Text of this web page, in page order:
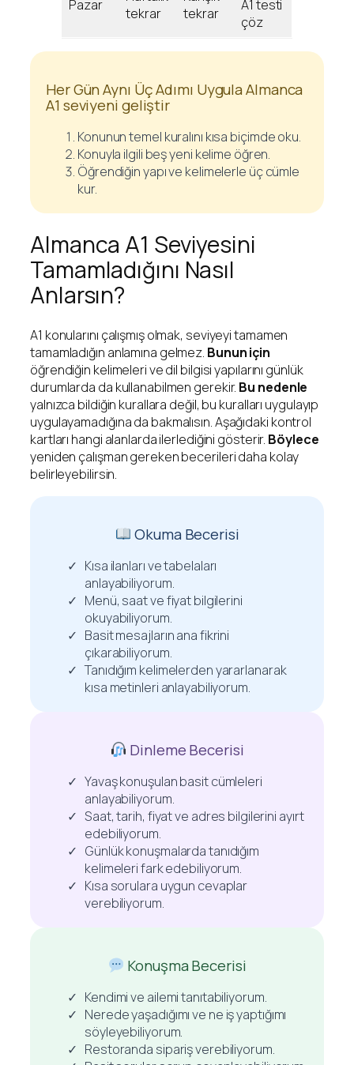
Pazar
tekrar
tekrar
A1 testi
çöz
Her Gün Aynı Üç Adımı Uygula Almanca
A1 seviyeni geliştir
Konunun temel kuralını kısa biçimde oku.
Konuyla ilgili beş yeni kelime öğren.
Öğrendiğin yapı ve kelimelerle üç cümle
kur.
Almanca A1 Seviyesini
Tamamladığını Nasıl
Anlarsın?
A1 konularını çalışmış olmak, seviyeyi tamamen
tamamladığın anlamına gelmez. Bunun için
öğrendiğin kelimeleri ve dil bilgisi yapılarını günlük
durumlarda da kullanabilmen gerekir. Bu nedenle
yalnızca bildiğin kurallara değil, bu kuralları uygulayıp
uygulayamadığına da bakmalısın. Aşağıdaki kontrol
kartları hangi alanlarda ilerlediğini gösterir. Böylece
yeniden çalışman gereken becerileri daha kolay
belirleyebilirsin.
Okuma Becerisi
Kısa ilanları ve tabelaları
anlayabiliyorum.
Menü, saat ve fiyat bilgilerini
okuyabiliyorum.
Basit mesajların ana fikrini
çıkarabiliyorum.
Tanıdığım kelimelerden yararlanarak
kısa metinleri anlayabiliyorum.
Dinleme Becerisi
Yavaş konuşulan basit cümleleri
anlayabiliyorum.
Saat, tarih, fiyat ve adres bilgilerini ayırt
edebiliyorum.
Günlük konuşmalarda tanıdığım
kelimeleri fark edebiliyorum.
Kısa sorulara uygun cevaplar
verebiliyorum.
Konuşma Becerisi
Kendimi ve ailemi tanıtabiliyorum.
Nerede yaşadığımı ve ne iş yaptığımı
söyleyebiliyorum.
Restoranda sipariş verebiliyorum.